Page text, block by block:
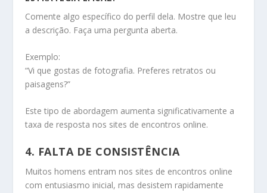
Comente algo específico do perfil dela. Mostre que leu
a descrição. Faça uma pergunta aberta.
Exemplo:
“Vi que gostas de fotografia. Preferes retratos ou
paisagens?”
Este tipo de abordagem aumenta significativamente a
taxa de resposta nos sites de encontros online.
4. FALTA DE CONSISTÊNCIA
Muitos homens entram nos sites de encontros online
com entusiasmo inicial, mas desistem rapidamente